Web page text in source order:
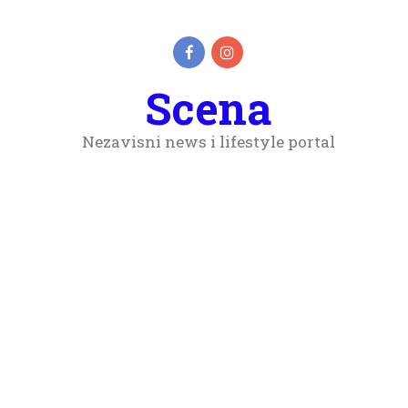
Scena
Nezavisni news i lifestyle portal